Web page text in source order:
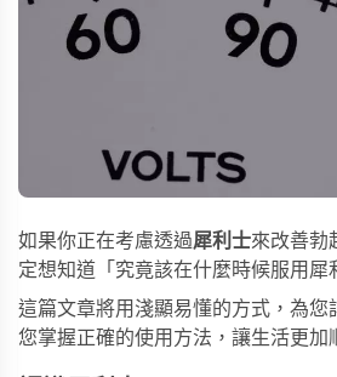
如果你正在考慮透過犀利士來改善勃
定想知道「 究竟該在什麼時候服用犀
這篇文章將用淺顯易懂的方式，為您
您掌握正確的使用方法，讓生活更加